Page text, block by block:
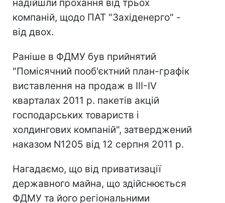
надійшли прохання від трьох
компаній, щодо ПАТ "Західенерго" -
від двох.
Раніше в ФДМУ був прийнятий
"Помісячний пооб'єктний план-графік
виставлення на продаж в III-IV
кварталах 2011 р. пакетів акцій
господарських товариств і
холдингових компаній", затверджений
наказом N1205 від 12 серпня 2011 р.
Нагадаємо, що від приватизації
державного майна, що здійснюється
ФДМУ та його регіональними